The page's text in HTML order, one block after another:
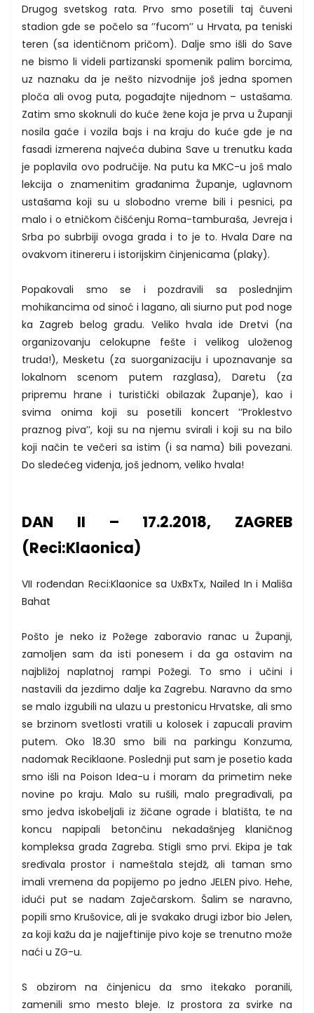
Drugog svetskog rata. Prvo smo posetili taj čuveni
stadion gde se počelo sa ’’fucom’’ u Hrvata, pa teniski
teren (sa identičnom pričom). Dalje smo išli do Save
ne bismo li videli partizanski spomenik palim borcima,
uz naznaku da je nešto nizvodnije još jedna spomen
ploča ali ovog puta, pogađajte nijednom – ustašama.
Zatim smo skoknuli do kuće žene koja je prva u Županji
nosila gaće i vozila bajs i na kraju do kuće gde je na
fasadi izmerena najveća dubina Save u trenutku kada
je poplavila ovo područije. Na putu ka MKC-u još malo
lekcija o znamenitim građanima Županje, uglavnom
ustašama koji su u slobodno vreme bili i pesnici, pa
malo i o etničkom čišćenju Roma-tamburaša, Jevreja i
Srba po subrbiji ovoga grada i to je to. Hvala Dare na
ovakvom itinereru i istorijskim činjenicama (plaky).
Popakovali smo se i pozdravili sa poslednjim
mohikancima od sinoć i lagano, ali siurno put pod noge
ka Zagreb belog gradu. Veliko hvala ide Dretvi (na
organizovanju celokupne fešte i velikog uloženog
truda!), Mesketu (za suorganizaciju i upoznavanje sa
lokalnom scenom putem razglasa), Daretu (za
pripremu hrane i turistički obilazak Županje), kao i
svima onima koji su posetili koncert ’’Proklestvo
praznog piva’’, koji su na njemu svirali i koji su na bilo
koji način te večeri sa istim (i sa nama) bili povezani.
Do sledećeg viđenja, još jednom, veliko hvala!
DAN II – 17.2.2018, ZAGREB
(Reci:Klaonica)
VII rođendan Reci:Klaonice sa UxBxTx, Nailed In i Mališa
Bahat
Pošto je neko iz Požege zaboravio ranac u Županji,
zamoljen sam da isti ponesem i da ga ostavim na
najbližoj naplatnoj rampi Požegi. To smo i učini i
nastavili da jezdimo dalje ka Zagrebu. Naravno da smo
se malo izgubili na ulazu u prestonicu Hrvatske, ali smo
se brzinom svetlosti vratili u kolosek i zapucali pravim
putem. Oko 18.30 smo bili na parkingu Konzuma,
nadomak Reciklaone. Poslednji put sam je posetio kada
smo išli na Poison Idea-u i moram da primetim neke
novine po kraju. Malo su rušili, malo pregrađivali, pa
smo jedva iskobeljali iz žičane ograde i blatišta, te na
koncu napipali betončinu nekadašnjeg klaničnog
kompleksa grada Zagreba. Stigli smo prvi. Ekipa je tak
sređivala prostor i nameštala stejdž, ali taman smo
imali vremena da popijemo po jedno JELEN pivo. Hehe,
idući put se nadam Zaječarskom. Šalim se naravno,
popili smo Krušovice, ali je svakako drugi izbor bio Jelen,
za koji kažu da je najjeftinije pivo koje se trenutno može
naći u ZG-u.
S obzirom na činjenicu da smo itekako poranili,
zamenili smo mesto bleje. Iz prostora za svirke na